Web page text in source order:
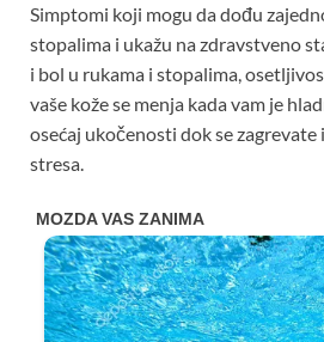
Simptomi koji mogu da dođu
stopalima i ukažu na zdravstveno
i bol u rukama i stopalima,
vaše kože se menja kada vam je
osećaj ukočenosti dok se
stresa.